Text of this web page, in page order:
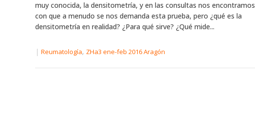
muy conocida, la densitometría, y en las consultas nos encontramos
con que a menudo se nos demanda esta prueba, pero ¿qué es la
densitometría en realidad? ¿Para qué sirve? ¿Qué mide...
| Reumatología, ZHa3 ene-feb 2016 Aragón